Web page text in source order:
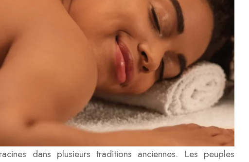
dans plusieurs traditions anciennes. Les peuples